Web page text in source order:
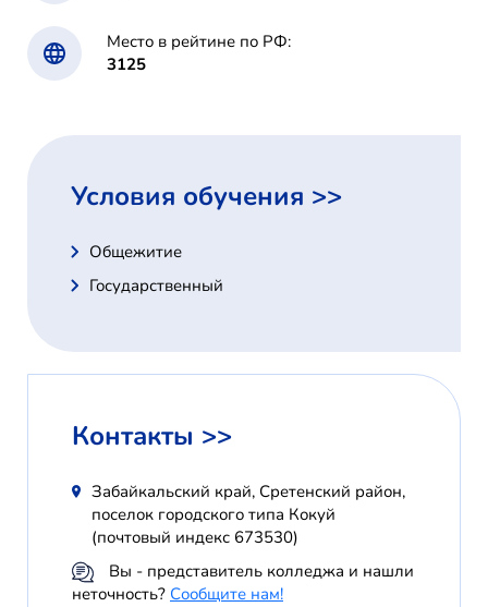
Место в рейтине по РФ:
3125
Условия обучения >>
Общежитие
Государственный
Контакты >>
Забайкальский край, Сретенский район,
поселок городского типа Кокуй
(почтовый индекс 673530)
Вы - представитель колледжа и нашли
неточность? Сообщите нам!